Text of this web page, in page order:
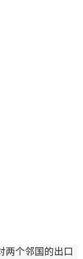
两个邻国的出口